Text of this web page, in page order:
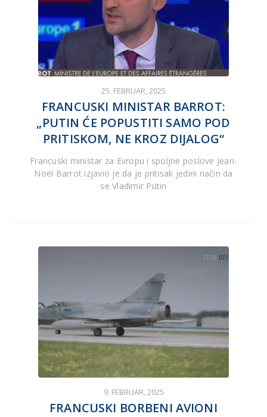
25. FEBRUAR, 2025
FRANCUSKI MINISTAR BARROT:
„PUTIN ĆE POPUSTITI SAMO POD
PRITISKOM, NE KROZ DIJALOG“
Francuski ministar za Evropu i spoljne poslove Jean-
Noël Barrot izjavio je da je pritisak jedini način da
se Vladimir Putin
9. FEBRUAR, 2025
FRANCUSKI BORBENI AVIONI